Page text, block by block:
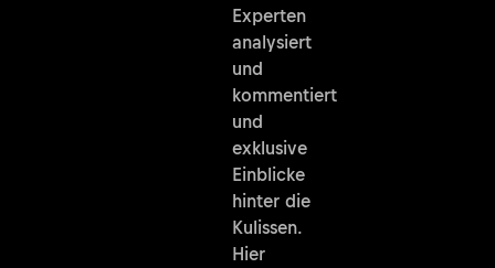
Experten
analysiert
und
kommentiert
und
exklusive
Einblicke
hinter die
Kulissen.
Hier